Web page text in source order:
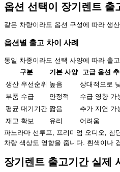
옵션 선택이 장기렌트 출
같은 차량이라도 옵션 구성에 따라 생
옵션별 출고 차이 사례
동일 차종이라도 선택 사양에 따라 출
구분
기본 사양
고급 옵션
생산 우선순위 높음
상대적으로
부품 수급
안정적
수급 영향 가
평균 대기기간 짧음
추가 지연 가
재고 확보
유리
어려움
파노라마 선루프, 프리미엄 오디오, 첨
차량 색상도 영향을 줍니다. 흰색이나
장기렌트 출고기간 실제